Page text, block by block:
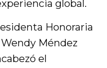
global.
Honoraria
Méndez
el